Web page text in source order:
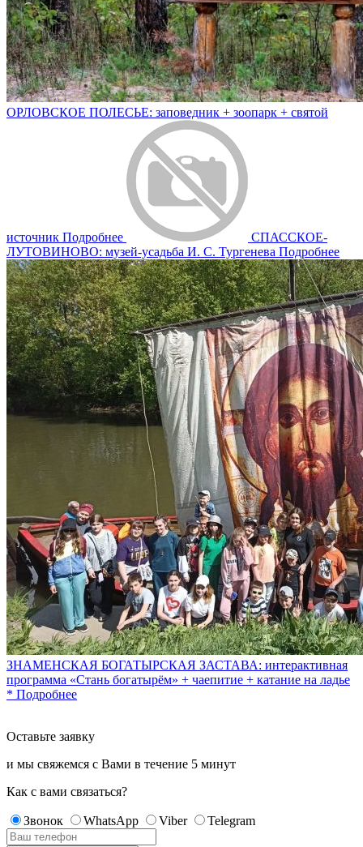
ОРЛОВСКОЕ ПОЛЕСЬЕ: заповедник + зоопарк + святой
источник Подробнее
СПАССКОЕ-
ЛУТОВИНОВО: музей-усадьба И. С. Тургенева Подробнее
ЗНАМЕНСКАЯ БОГАТЫРСКАЯ ЗАСТАВА: интерактивная
программа «Стань богатырём» + чаепитие + катание на ладье
* Подробнее
Оставьте заявку
и мы свяжемся с Вами в течение 5 минут
Как с вами связаться?
Звонок WhatsApp Viber Telegram